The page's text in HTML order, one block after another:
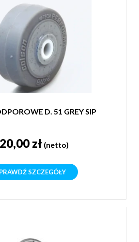
D. 51 GREY SIP
zł (netto)
SZCZEGÓŁY